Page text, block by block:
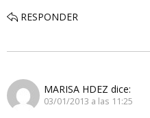
RESPONDER
MARISA HDEZ dice:
03/01/2013 a las 11:25